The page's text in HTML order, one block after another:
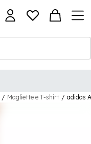
/ Magliette e T-shirt / adidas